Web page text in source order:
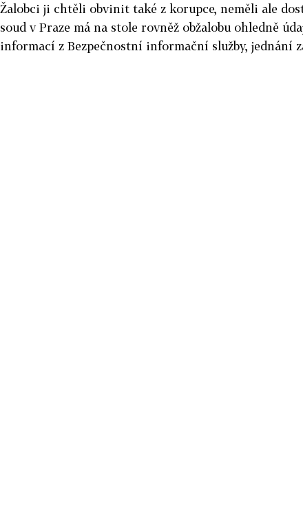
Žalobci ji chtěli obvinit také z korupce, neměli ale
soud v Praze má na stole rovněž obžalobu ohledně
informací z Bezpečnostní informační služby, jednání